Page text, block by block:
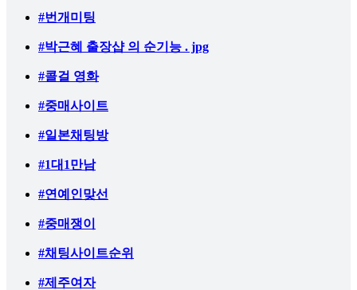
#번개미팅
#박근혜 출장샵 의 순기능 . jpg
#콜걸 영화
#중매사이트
#일본채팅방
#1대1만남
#연예인맞선
#중매쟁이
#채팅사이트순위
#제주여자